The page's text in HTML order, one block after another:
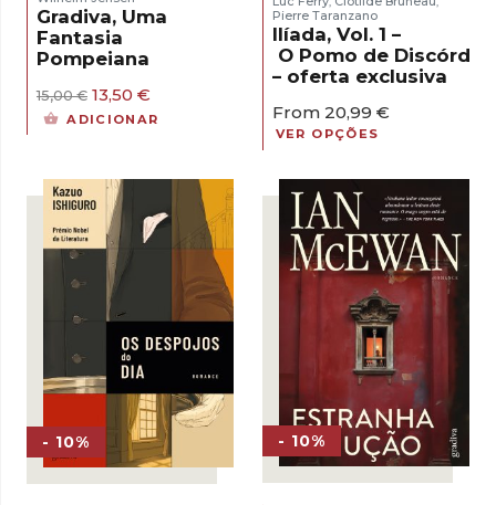
Gradiva, Uma
Fantasia
Pompeiana
15,00€ O
preço
original
13,50 €
preço
atual
ADICIONAR
Pierre Taranzano
Ilíada, Vol. 1 –
O Pomo de Discórdia
– oferta exclusiva
From 20,99 €
VER OPÇÕES
- 10% - 10%